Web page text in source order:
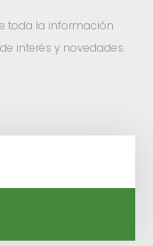
toda la información
interés y novedades.